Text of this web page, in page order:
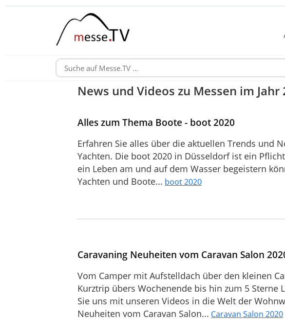
News und Videos zu Messen im Jahr
Alles zum Thema Boote - boot 2020
Erfahren Sie alles über die aktuellen Trends und
Yachten. Die boot 2020 in Düsseldorf ist ein
ein Leben am und auf dem Wasser begeistern
Yachten und Boote... boot 2020
Caravaning Neuheiten vom Caravan Salon
Vom Camper mit Aufstelldach über den kleinen
Kurztrip übers Wochenende bis hin zum 5 Sterne
Sie uns mit unseren Videos in die Welt der
Neuheiten vom Caravan Salon... Caravan Salon 2020